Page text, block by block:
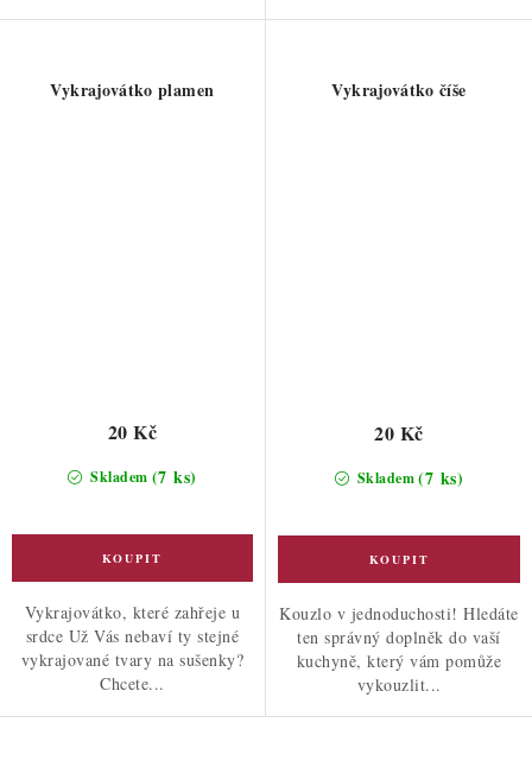
Vykrajovátko plamen
Skladem (7 ks)
20 Kč
Vykrajovátko, které zahřeje u
srdce Už Vás nebaví ty stejné
vykrajované tvary na sušenky?
Chcete...
Vykrajovátko číše
Skladem(7 ks)
20 Kč
Kouzlo v jednoduchosti! Hledáte
ten správný doplněk do vaší
kuchyně, který vám pomůže
vykouzlit...